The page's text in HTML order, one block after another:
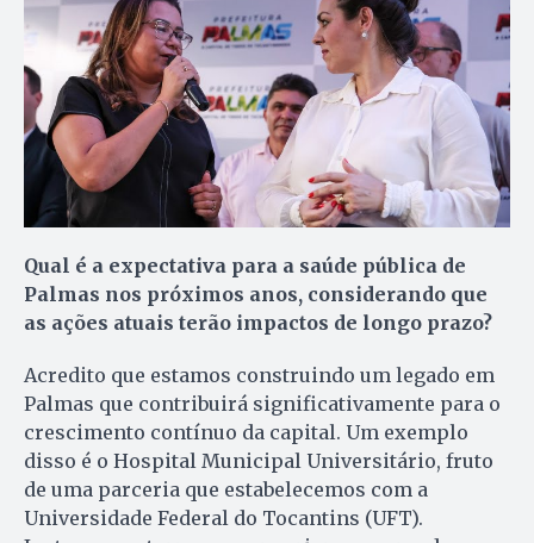
Qual é a expectativa para a saúde pública de
Palmas nos próximos anos, considerando que
as ações atuais terão impactos de longo prazo?
Acredito que estamos construindo um legado em
Palmas que contribuirá significativamente para o
crescimento contínuo da capital. Um exemplo
disso é o Hospital Municipal Universitário, fruto
de uma parceria que estabelecemos com a
Universidade Federal do Tocantins (UFT).